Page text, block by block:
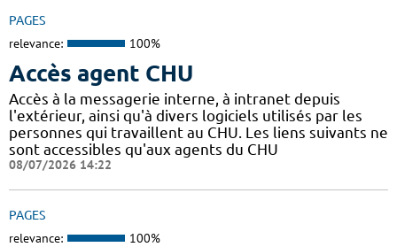
PAGES
relevance: 100%
Accès agent CHU
Accès à la messagerie interne, à intranet depuis
l'extérieur, ainsi qu'à divers logiciels utilisés par les
personnes qui travaillent au CHU. Les liens suivants ne
sont accessibles qu'aux agents du CHU
08/07/2026 14:22
PAGES
relevance: 100%